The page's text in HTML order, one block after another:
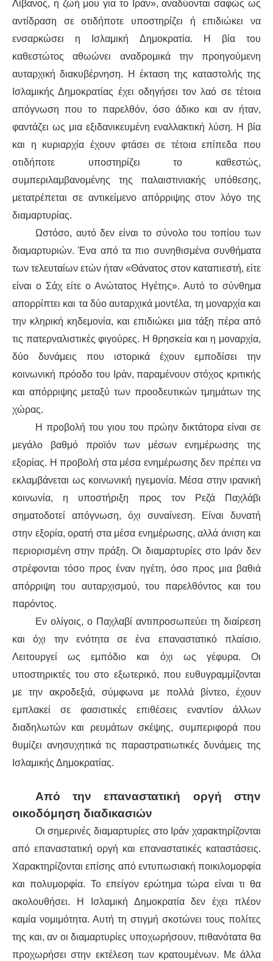
Λίβανος, η ζωή μου για το Ιράν», αναδύονται σαφώς ως
αντίδραση σε οτιδήποτε υποστηρίζει ή επιδιώκει να
ενσαρκώσει η Ισλαμική Δημοκρατία. Η βία του
καθεστώτος αθωώνει αναδρομικά την προηγούμενη
αυταρχική διακυβέρνηση. Η έκταση της καταστολής της
Ισλαμικής Δημοκρατίας έχει οδηγήσει τον λαό σε τέτοια
απόγνωση που το παρελθόν, όσο άδικο και αν ήταν,
φαντάζει ως μια εξιδανικευμένη εναλλακτική λύση. Η βία
και η κυριαρχία έχουν φτάσει σε τέτοια επίπεδα που
οτιδήποτε υποστηρίζει το καθεστώς,
συμπεριλαμβανομένης της παλαιστινιακής υπόθεσης,
μετατρέπεται σε αντικείμενο απόρριψης στον λόγο της
διαμαρτυρίας.
Ωστόσο, αυτό δεν είναι το σύνολο του τοπίου των
διαμαρτυριών. Ένα από τα πιο συνηθισμένα συνθήματα
των τελευταίων ετών ήταν «Θάνατος στον καταπιεστή, είτε
είναι ο Σάχ είτε ο Ανώτατος Ηγέτης». Αυτό το σύνθημα
απορρίπτει και τα δύο αυταρχικά μοντέλα, τη μοναρχία και
την κληρική κηδεμονία, και επιδιώκει μια τάξη πέρα από
τις πατερναλιστικές φιγούρες. Η θρησκεία και η μοναρχία,
δύο δυνάμεις που ιστορικά έχουν εμποδίσει την
κοινωνική πρόοδο του Ιράν, παραμένουν στόχος κριτικής
και απόρριψης μεταξύ των προοδευτικών τμημάτων της
χώρας.
Η προβολή του γιου του πρώην δικτάτορα είναι σε
μεγάλο βαθμό προϊόν των μέσων ενημέρωσης της
εξορίας. Η προβολή στα μέσα ενημέρωσης δεν πρέπει να
εκλαμβάνεται ως κοινωνική ηγεμονία. Μέσα στην ιρανική
κοινωνία, η υποστήριξη προς τον Ρεζά Παχλάβι
σηματοδοτεί απόγνωση, όχι συναίνεση. Είναι δυνατή
στην εξορία, ορατή στα μέσα ενημέρωσης, αλλά άνιση και
περιορισμένη στην πράξη. Οι διαμαρτυρίες στο Ιράν δεν
στρέφονται τόσο προς έναν ηγέτη, όσο προς μια βαθιά
απόρριψη του αυταρχισμού, του παρελθόντος και του
παρόντος.
Εν ολίγοις, ο Παχλαβί αντιπροσωπεύει τη διαίρεση
και όχι την ενότητα σε ένα επαναστατικό πλαίσιο.
Λειτουργεί ως εμπόδιο και όχι ως γέφυρα. Οι
υποστηρικτές του στο εξωτερικό, που ευθυγραμμίζονται
με την ακροδεξιά, σύμφωνα με πολλά βίντεο, έχουν
εμπλακεί σε φασιστικές επιθέσεις εναντίον άλλων
διαδηλωτών και ρευμάτων σκέψης, συμπεριφορά που
θυμίζει ανησυχητικά τις παραστρατιωτικές δυνάμεις της
Ισλαμικής Δημοκρατίας.
Από την επαναστατική οργή στην
οικοδόμηση διαδικασιών
Οι σημερινές διαμαρτυρίες στο Ιράν χαρακτηρίζονται
από επαναστατική οργή και επαναστατικές καταστάσεις.
Χαρακτηρίζονται επίσης από εντυπωσιακή ποικιλομορφία
και πολυμορφία. Το επείγον ερώτημα τώρα είναι τι θα
ακολουθήσει. Η Ισλαμική Δημοκρατία δεν έχει πλέον
καμία νομιμότητα. Αυτή τη στιγμή σκοτώνει τους πολίτες
της και, αν οι διαμαρτυρίες υποχωρήσουν, πιθανότατα θα
προχωρήσει στην εκτέλεση των κρατουμένων. Με άλλα